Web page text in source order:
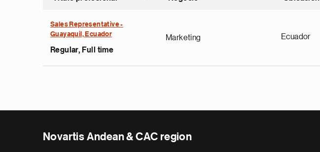
Ordenar ascendente
Sales Representative -
Guayaquil, Ecuador
Regular, Full time
Marketing Ecuador
Novartis Andean & CAC region